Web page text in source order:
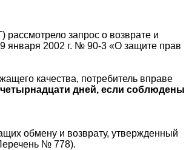
рассмотрело запрос о возврате и
9 января 2002 г. № 90-3 «О защите прав
качества, потребитель вправе
четырнадцати дней, если соблюдены
обмену и возврату, утвержденный
№ 778).